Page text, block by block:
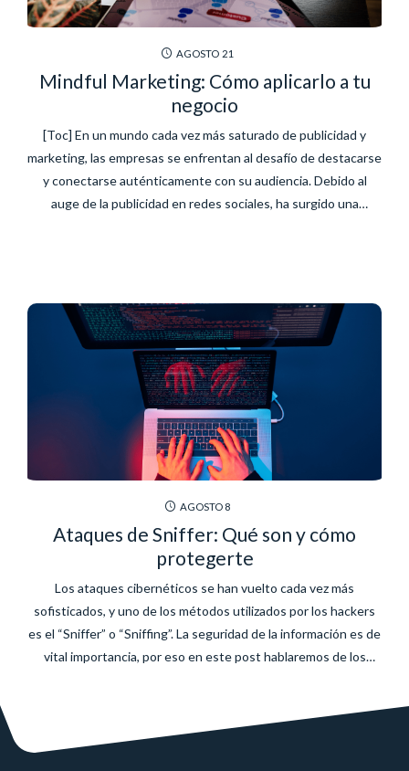
AGOSTO 21
Mindful Marketing: Cómo aplicarlo a tu
negocio
[Toc] En un mundo cada vez más saturado de publicidad y
marketing, las empresas se enfrentan al desafío de destacarse
y conectarse auténticamente con su audiencia. Debido al
auge de la publicidad en redes sociales, ha surgido una
AGOSTO 8
Ataques de Sniffer: Qué son y cómo
protegerte
Los ataques cibernéticos se han vuelto cada vez más
sofisticados, y uno de los métodos utilizados por los hackers
es el “Sniffer” o “Sniffing”. La seguridad de la información es de
vital importancia, por eso en este post hablaremos de los